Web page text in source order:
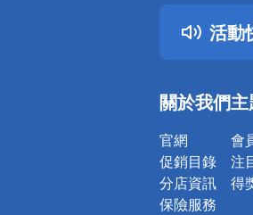
活動
關於我們
官網
促銷目錄
分店資訊
保險服務
會
注
得